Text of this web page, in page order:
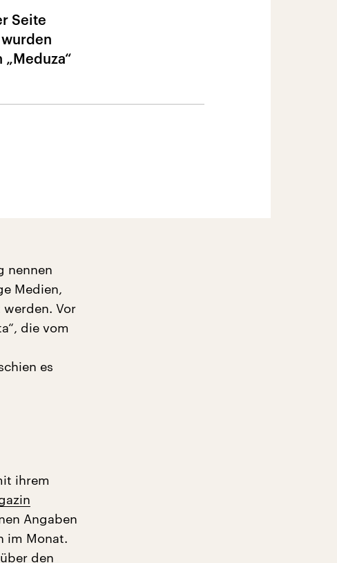
Seite
nennen
Medien,
Vor
die vom
es
ihrem
Angaben
im Monat.
den